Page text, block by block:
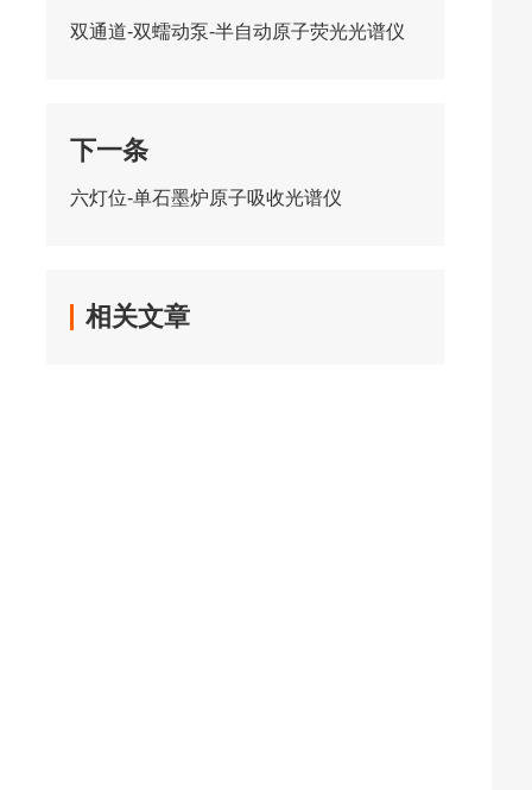
双通道-双蠕动泵-半自动原子荧光光谱仪
下一条
六灯位-单石墨炉原子吸收光谱仪
相关文章